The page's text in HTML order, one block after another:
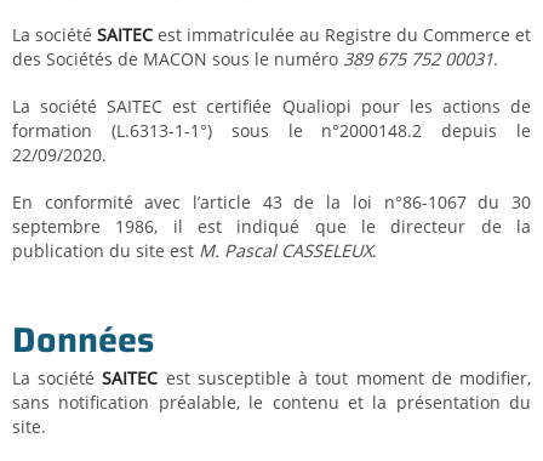
La société SAITEC est immatriculée au Registre du Commerce et
des Sociétés de MACON sous le numéro 389 675 752 00031.
La société SAITEC est certifiée Qualiopi pour les actions de
formation (L.6313-1-1°) sous le n°2000148.2 depuis le
22/09/2020.
En conformité avec l’article 43 de la loi n°86-1067 du 30
septembre 1986, il est indiqué que le directeur de la
publication du site est M. Pascal CASSELEUX.
Données
La sociétéSAITEC est susceptible à tout moment de modifier,
sans notification préalable, le contenu et la présentation du
site.